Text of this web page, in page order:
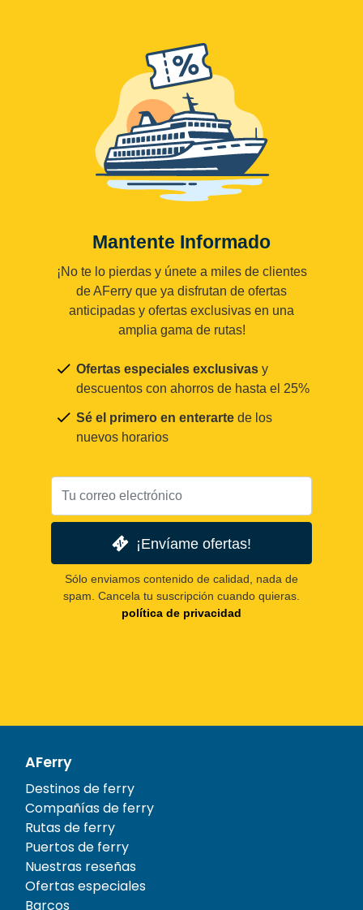
Mantente Informado
¡No te lo pierdas y únete a miles de clientes
de AFerry que ya disfrutan de ofertas
anticipadas y ofertas exclusivas en una
amplia gama de rutas!
Ofertas especiales exclusivas y
descuentos con ahorros de hasta el 25%
Sé el primero en enterarte de los
nuevos horarios
¡Envíame ofertas!
Sólo enviamos contenido de calidad, nada de
spam. Cancela tu suscripción cuando quieras.
política de privacidad
AFerry
Destinos de ferry
Compañías de ferry
Rutas de ferry
Puertos de ferry
Nuestras reseñas
Ofertas especiales
Barcos